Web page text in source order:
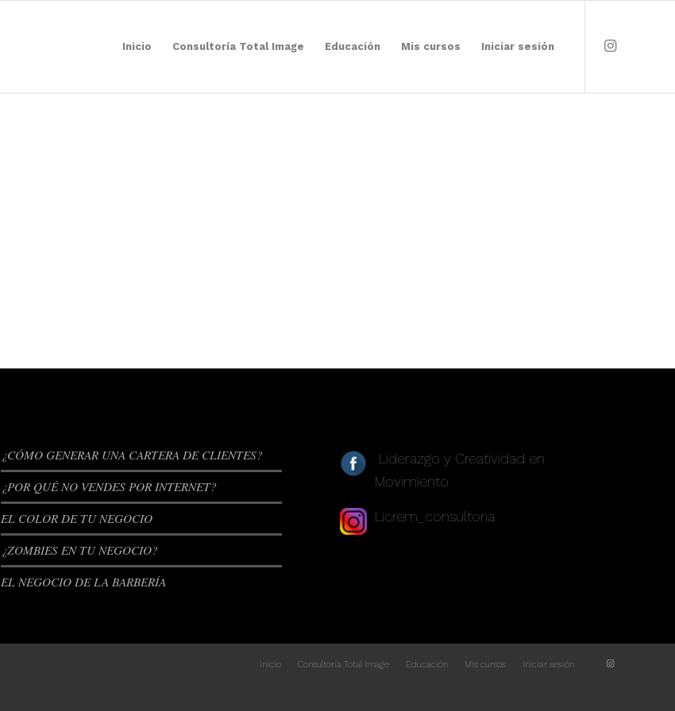
Inicio Consultoría Total Image Educación Mis cursos Iniciar sesión
¿CÓMO GENERAR UNA CARTERA DE CLIENTES?
¿POR QUÉ NO VENDES POR INTERNET?
EL COLOR DE TU NEGOCIO
¿ZOMBIES EN TU NEGOCIO?
EL NEGOCIO DE LA BARBERÍA
Liderazgo y Creatividad en
Movimiento
Licrem_consultoria
Inicio Consultoría Total Image Educación Mis cursos Iniciar sesión